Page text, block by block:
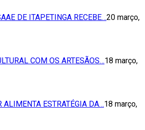
DE ITAPETINGA RECEBE…20 março,
COM OS ARTESÃOS…18 março,
ALIMENTA ESTRATÉGIA DA…18 março,